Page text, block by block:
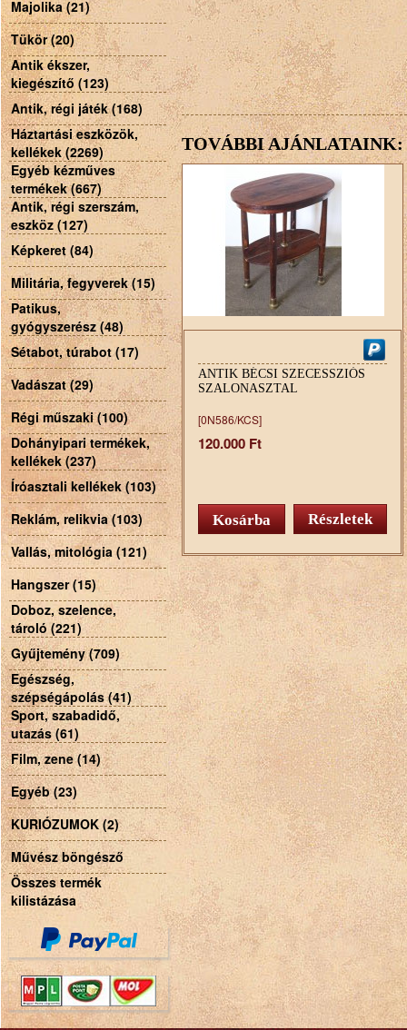
Majolika (21)
Tükör (20)
Antik ékszer,
kiegészítő (123)
Antik, régi játék (168)
Háztartási eszközök,
kellékek (2269)
Egyéb kézműves
termékek (667)
Antik, régi szerszám,
eszköz (127)
Képkeret (84)
Militária, fegyverek (15)
Patikus,
gyógyszerész (48)
Sétabot, túrabot (17)
Vadászat (29)
Régi műszaki (100)
Dohányipari termékek,
kellékek (237)
Íróasztali kellékek (103)
Reklám, relikvia (103)
Vallás, mitológia (121)
Hangszer (15)
Doboz, szelence,
tároló (221)
Gyűjtemény (709)
Egészség,
szépségápolás (41)
Sport, szabadidő,
utazás (61)
Film, zene (14)
Egyéb (23)
KURIÓZUMOK (2)
Művész böngésző
Összes termék
kilistázása
TOVÁBBI AJÁNLATAINK:
ANTIK BÉCSI SZECESSZIÓS
SZALONASZTAL
[0N586/KCS]
120.000 Ft
Részletek